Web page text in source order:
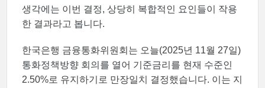
생각에는 이번 결정, 상당히 복합적인 요인들이 작용
한 결과라고 봅니다.
한국은행 금융통화위원회는 오늘(2025년 11월 27일)
통화정책방향 회의를 열어 기준금리를 현재 수준인
2.50%로 유지하기로 만장일치 결정했습니다. 이는 지